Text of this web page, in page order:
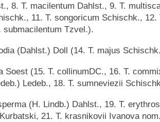
8. T. macilentum Dahlst., 9. T.
11. T. songoricum Schischk.,
submacilentum Tzvel.).
(Dahlst.) Doll (14. T. majus
Soest (15. Т. collinumDC., 16. Т.
Ledeb., 18. Т. sumneviezii
(H. Lindb.) Dahlst., 19. T.
21. T. krasnikovii Ivanova